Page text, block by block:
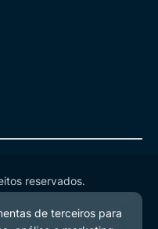
reservados.